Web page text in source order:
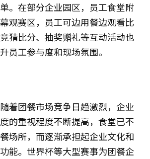
。在部分企业园区，员工食堂附
观赛区，员工可边用餐边观看比
猜比分、抽奖赠礼等互动活动也
员工参与度和现场氛围。
着团餐市场竞争日趋激烈，企业
的重视程度不断提高，食堂已不
场所，而逐渐承担起企业文化和
能。世界杯等大型赛事为团餐企